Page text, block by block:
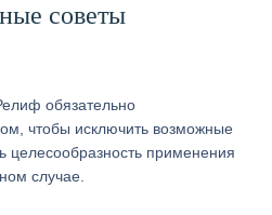
советы
обязательно
чтобы исключить возможные
целесообразность применения
случае.